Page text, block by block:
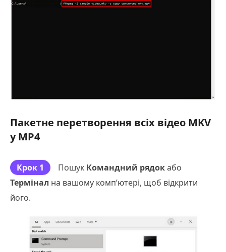
Пакетне перетворення всіх відео MKV
у MP4
Крок 1 Пошук Командний рядокабо
Термінал на вашому комп’ютері, щоб відкрити
його.